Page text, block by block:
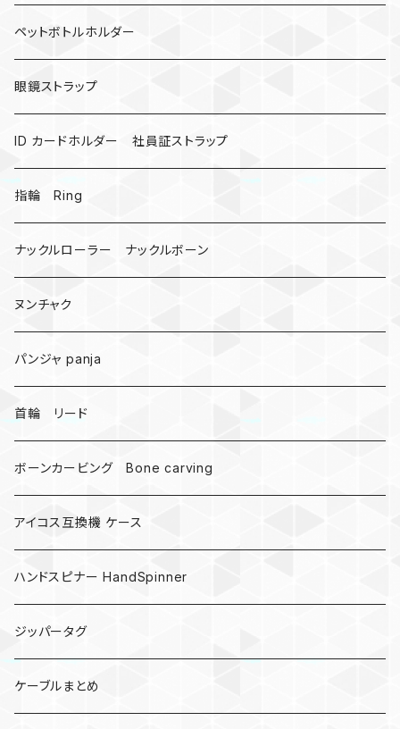
カウベル 熊鈴
昆虫
ミツバチ
AirTag
戦国武将、侍
悪魔の鍵
爬虫類、蛇
DNA 螺旋
受注作成_名入り、ネーム
ペットボトルホルダー
眼鏡ストラップ
ID カードホルダー 社員証ストラップ
指輪 Ring
ナックルローラー ナックルボーン
ヌンチャク
パンジャ panja
首輪 リード
ボーンカービング Bone carving
アイコス互換機 ケース
ハンドスピナー HandSpinner
ジッパータグ
ケーブルまとめ